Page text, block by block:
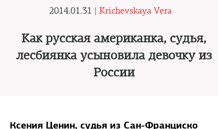
2014.01.31 | Krichevskaya Vera
Как русская американка, судья,
лесбиянка усыновила девочку из
России
Ксения Ценин, судья из Сан-Франциско